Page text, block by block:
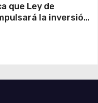
que Ley de
la inversión